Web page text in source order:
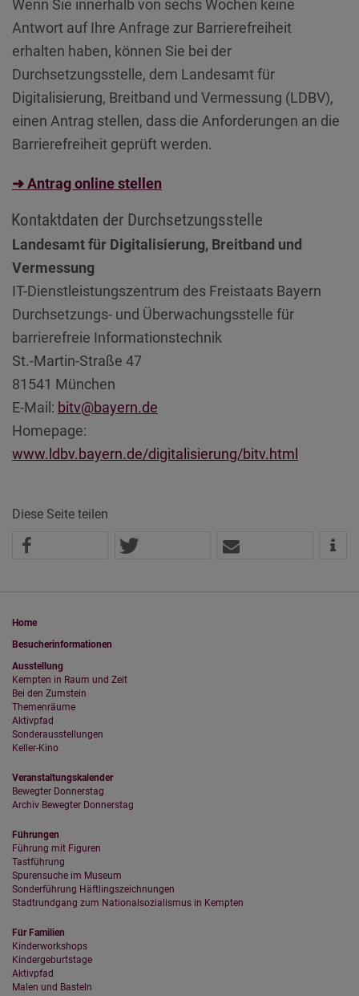
Wenn Sie innerhalb von sechs Wochen keine
Antwort auf Ihre Anfrage zur Barrierefreiheit
erhalten haben, können Sie bei der
Durchsetzungsstelle, dem Landesamt für
Digitalisierung, Breitband und Vermessung (LDBV),
einen Antrag stellen, dass die Anforderungen an die
Barrierefreiheit geprüft werden.
➜ Antrag online stellen
Kontaktdaten der Durchsetzungsstelle
Landesamt für Digitalisierung, Breitband und
Vermessung
IT-Dienstleistungszentrum des Freistaats Bayern
Durchsetzungs- und Überwachungsstelle für
barrierefreie Informationstechnik
St.-Martin-Straße 47
81541 München
E-Mail: bitv@bayern.de
Homepage:
www.ldbv.bayern.de/digitalisierung/bitv.html
Diese Seite teilen
Home
Besucherinformationen
Ausstellung
Kempten in Raum und Zeit
Bei den Zumstein
Themenräume
Aktivpfad
Sonderausstellungen
Keller-Kino
Veranstaltungskalender
Bewegter Donnerstag
Archiv Bewegter Donnerstag
Führungen
Führung mit Figuren
Tastführung
Spurensuche im Museum
Sonderführung Häftlingszeichnungen
Stadtrundgang zum Nationalsozialismus in Kempten
Für Familien
Kinderworkshops
Kindergeburtstage
Aktivpfad
Malen und Basteln